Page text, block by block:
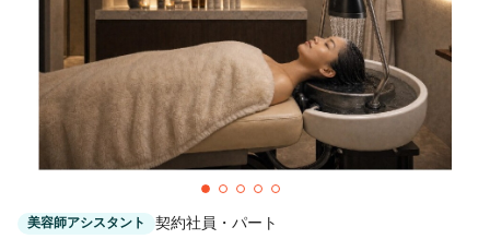
美容師アシスタント 契約社員・パート